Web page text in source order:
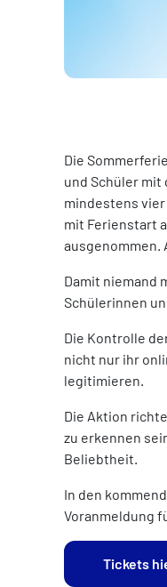
Die
und Schüler mit
mindestens
mit Ferienstart
Damit niemand
Schülerinnen
Die Kontrolle
nicht nur ihr
legitimieren.
Die Aktion
zu erkennen
Beliebtheit.
In den
Voranmeldung
Tickets